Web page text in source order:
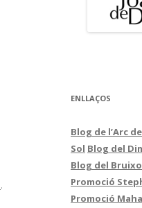
.
ENLLAÇOS
Blog de l’Arc
Sol Blog del
Blog del
Promoció
Promoció